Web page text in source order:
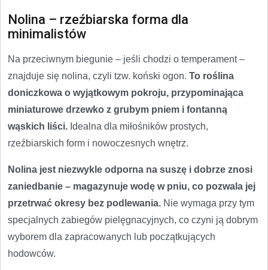
Nolina – rzeźbiarska forma dla
minimalistów
Na przeciwnym biegunie – jeśli chodzi o temperament –
znajduje się nolina, czyli tzw. koński ogon. To roślina
doniczkowa o wyjątkowym pokroju, przypominająca
miniaturowe drzewko z grubym pniem i fontanną
wąskich liści. Idealna dla miłośników prostych,
rzeźbiarskich form i nowoczesnych wnętrz.
Nolina jest niezwykle odporna na suszę i dobrze znosi
zaniedbanie – magazynuje wodę w pniu, co pozwala jej
przetrwać okresy bez podlewania. Nie wymaga przy tym
specjalnych zabiegów pielęgnacyjnych, co czyni ją dobrym
wyborem dla zapracowanych lub początkujących
hodowców.